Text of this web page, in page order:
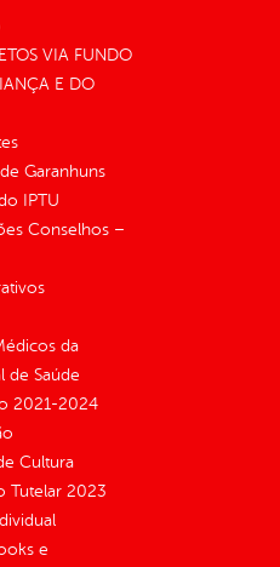
VIA FUNDO
E DO
Garanhuns
IPTU
Conselhos –
da
de Saúde
2021-2024
Cultura
Tutelar 2023
e